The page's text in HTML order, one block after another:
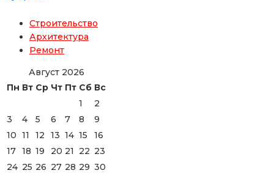
Строительство
Архитектура
Ремонт
Август 2026
Пн Вт Ср Чт Пт Сб Вс
1
2
3
4 5 6 7 8
9
10 11 12 13 14 15
16
17 18 19 20 21 22 23
24 25 26 27 28 29 30